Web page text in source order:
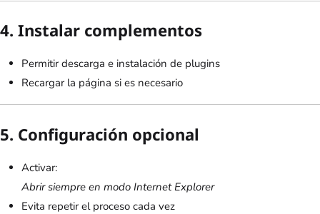
4. Instalar complementos
Permitir descarga e instalación de plugins
Recargar la página si es necesario
5. Configuración opcional
Activar:
Abrir siempre en modo Internet Explorer
Evita repetir el proceso cada vez